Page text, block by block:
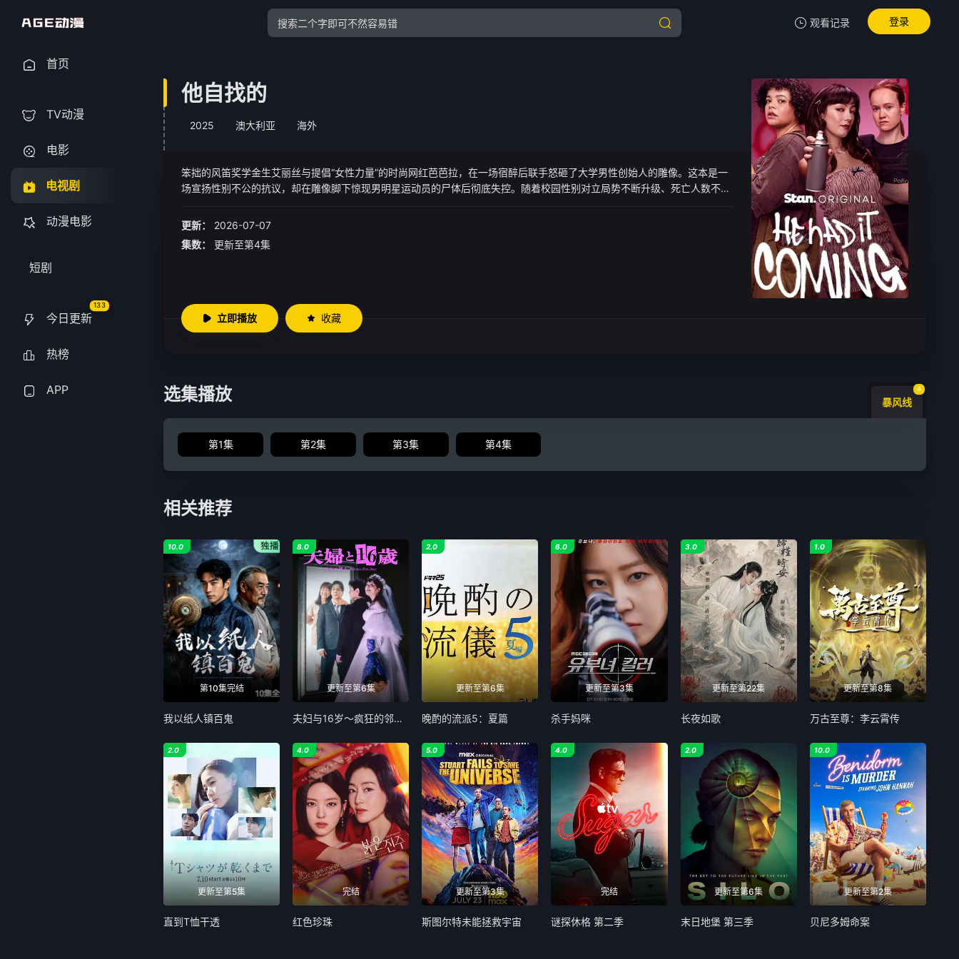
观看记录
暂无观看影片的记录
登录
首页
TV动漫
电影
电视剧
动漫电影
短剧
今日更新
133
热榜
APP
他自找的
2025 澳大利亚 海外
笨拙的风笛奖学金生艾丽丝与提倡“女性力量”的时尚网红芭芭拉，在一场宿醉后联手怒砸了大学男性创始人的雕像。这本是一
场宣扬性别不公的抗议，却在雕像脚下惊现男明星运动员的尸体后彻底失控。随着校园性别对立局势不断升级、死亡人数不断
更新：
2026-07-07
集数：
更新至第4集
立即播放 收藏
选集播放 暴风线
4
第1集 第2集 第3集 第4集
相关推荐
第10集完结
10.0
我以纸人镇百鬼
更新至第6集
8.0
夫妇与16岁～疯狂的邻居～
更新至第6集
2.0
晚酌的流派5：夏篇
更新至第3集
6.0
杀手妈咪
更新至第22集
3.0
长夜如歌
更新至第8集
1.0
万古至尊：李云霄传
更新至第5集
2.0
直到T恤干透
完结
4.0
红色珍珠
更新至第3集
5.0
斯图尔特未能拯救宇宙
完结
4.0
谜探休格 第二季
更新至第6集
2.0
末日地堡 第三季
更新至第2集
10.0
贝尼多姆命案